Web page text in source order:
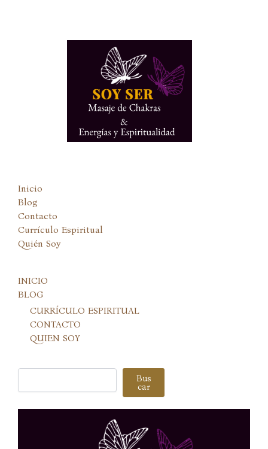
Inicio
Blog
Contacto
Currículo Espiritual
Quién Soy
INICIO
BLOG
CURRÍCULO ESPIRITUAL
CONTACTO
QUIEN SOY
Buscar Bus
car